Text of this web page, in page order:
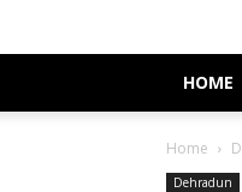
HOME
Home
Dehradun